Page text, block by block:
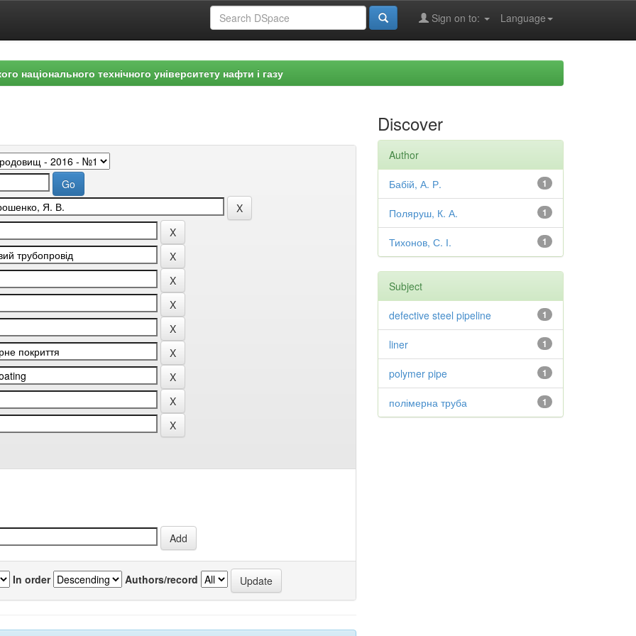
Language
Sign on to:
національного технічного університету нафти і газу
In order Authors/record
Discover
Author
1
Бабій, А. Р.
1
Поляруш, К. А.
1
Тихонов, С. І.
Subject
1
defective steel pipeline
1
liner
1
polymer pipe
1
полімерна труба